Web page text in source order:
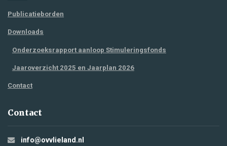
Publicatieborden
Downloads
Onderzoeksrapport aanloop Stimuleringsfonds
Jaaroverzicht 2025 en Jaarplan 2026
Contact
Contact
info@ovvlieland.nl